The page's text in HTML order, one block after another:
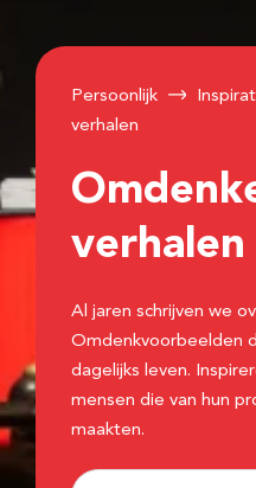
Persoonlijk
verhalen
verhalen
Al jaren schrijven we
Omdenkvoorbeelden
dagelijks leven.
mensen die van hun
maakten.